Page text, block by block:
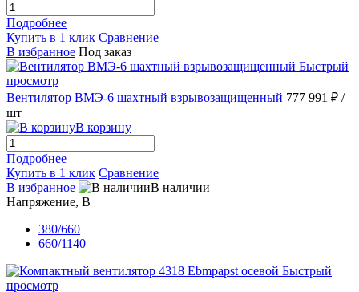
Подробнее
Купить в 1 клик Сравнение
В избранное Под заказ
Быстрый
просмотр
Вентилятор ВМЭ-6 шахтный взрывозащищенный 777 991 ₽ /
шт
В корзину
Подробнее
Купить в 1 клик Сравнение
В избранное
В наличии
Напряжение, В
380/660
660/1140
Быстрый
просмотр